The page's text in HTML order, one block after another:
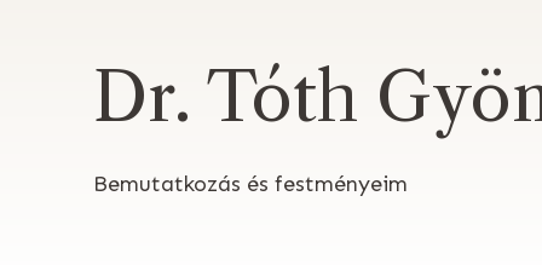
Dr. Tóth
Bemutatkozás és festményeim